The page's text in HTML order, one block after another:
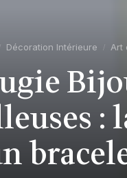
Décoration Intérieure Art
: